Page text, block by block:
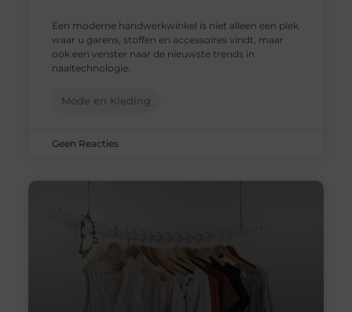
Een moderne handwerkwinkel is niet alleen een plek
waar u garens, stoffen en accessoires vindt, maar
ook een venster naar de nieuwste trends in
naaitechnologie.
Mode en Kleding
Geen Reacties